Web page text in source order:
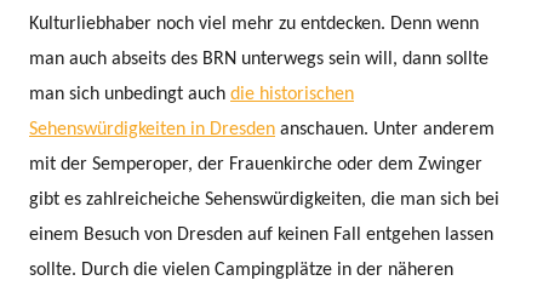
Kulturliebhaber noch viel mehr zu entdecken. Denn wenn
man auch abseits des BRN unterwegs sein will, dann sollte
man sich unbedingt auch die historischen
Sehenswürdigkeiten in Dresden anschauen. Unter anderem
mit der Semperoper, der Frauenkirche oder dem Zwinger
gibt es zahlreicheiche Sehenswürdigkeiten, die man sich bei
einem Besuch von Dresden auf keinen Fall entgehen lassen
sollte. Durch die vielen Campingplätze in der näheren